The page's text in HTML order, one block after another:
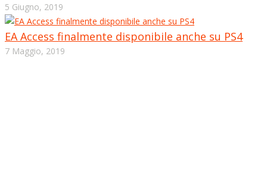
5 Giugno, 2019
EA Access finalmente disponibile anche su PS4
7 Maggio, 2019